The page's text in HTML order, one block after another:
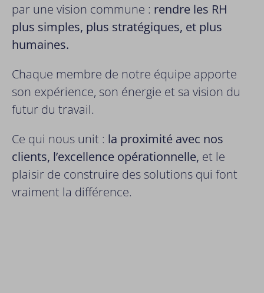
par une vision commune : rendre les RH
plus simples, plus stratégiques, et plus
humaines.
Chaque membre de notre équipe apporte
son expérience, son énergie et sa vision du
futur du travail.
Ce qui nous unit : la proximité avec nos
clients, l’excellence opérationnelle, et le
plaisir de construire des solutions qui font
vraiment la différence.